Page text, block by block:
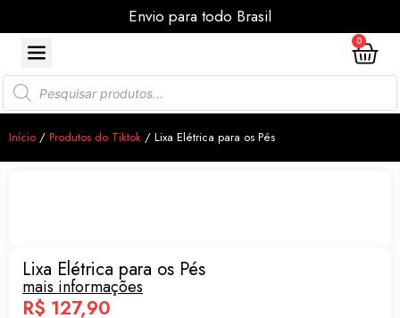
Envio para todo Brasil
0
Início / Produtos do Tiktok / Lixa Elétrica para os Pés
Lixa Elétrica para os Pés
mais informações
R$ 127,90